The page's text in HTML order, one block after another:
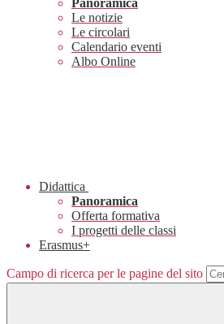
Panoramica
Le notizie
Le circolari
Calendario eventi
Albo Online
Didattica
Panoramica
Offerta formativa
I progetti delle classi
Erasmus+
Campo di ricerca per le pagine del sito